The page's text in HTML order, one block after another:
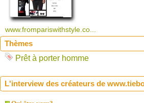
www.frompariswithstyle.co...
Thèmes
Prêt à porter homme
L'interview des créateurs de